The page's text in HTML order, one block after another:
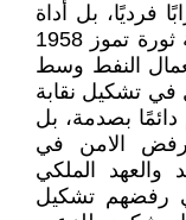
فرديًا، بل أداة
اجتماعية لإسقاط المَكبوت. وفي لحظة ثورة تموز 1958
النفط وسط
في تشكيل نقابة
بصدمة، بل
الامن في
الملكي
رفضهم تشكيل